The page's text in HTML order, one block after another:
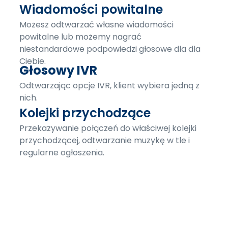
Wiadomości powitalne
Możesz odtwarzać własne wiadomości
powitalne lub możemy nagrać
niestandardowe podpowiedzi głosowe dla dla
Ciebie.
Głosowy IVR
Odtwarzając opcje IVR, klient wybiera jedną z
nich.
Kolejki przychodzące
Przekazywanie połączeń do właściwej kolejki
przychodzącej, odtwarzanie muzykę w tle i
regularne ogłoszenia.